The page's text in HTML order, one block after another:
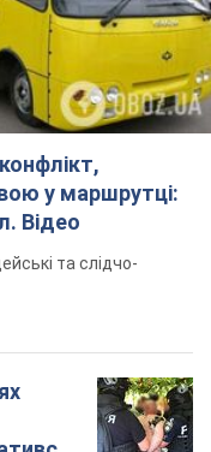
та слідчо-
у